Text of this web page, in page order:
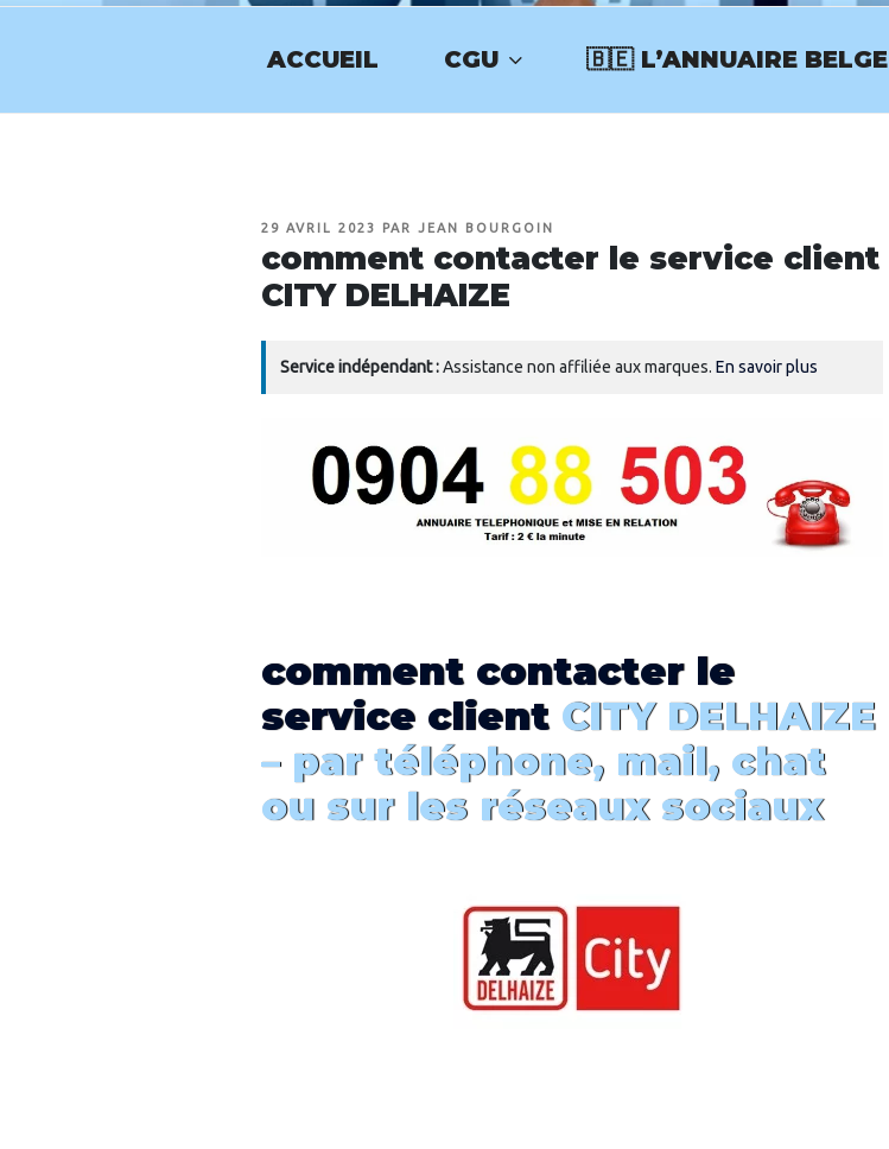
Aller
NUMERO-SERVICECLIENT.BE
ACCUEIL CGU 🇧🇪 L’ANNUAIRE BELGE
PUBLIÉ
29 AVRIL 2023 PAR JEAN BOURGOIN
comment contacter le service client
CITY DELHAIZE
Service indépendant :Assistance non affiliée aux marques. En savoir plus
comment contacter le
service clientCITY DELHAIZE
– par téléphone, mail, chat
ou sur les réseaux sociaux